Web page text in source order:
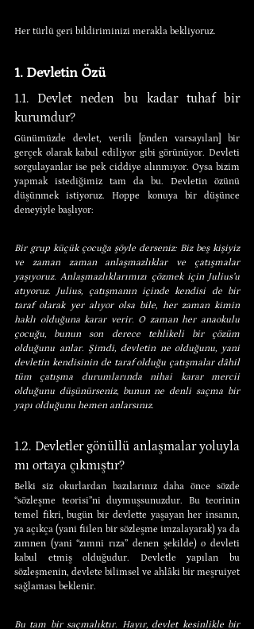
Her türlü geri bildiriminizi merakla bekliyoruz.
1. Devletin Özü
1.1. Devlet neden bu kadar tuhaf bir
kurumdur?
Günümüzde devlet, verili [önden varsayılan] bir
gerçek olarak kabul ediliyor gibi görünüyor. Devleti
sorgulayanlar ise pek ciddiye alınmıyor. Oysa bizim
yapmak istediğimiz tam da bu. Devletin özünü
düşünmek istiyoruz. Hoppe konuya bir düşünce
deneyiyle başlıyor:
Bir grup küçük çocuğa şöyle derseniz: Biz beş kişiyiz
ve zaman zaman anlaşmazlıklar ve çatışmalar
yaşıyoruz. Anlaşmazlıklarımızı çözmek için Julius’u
atıyoruz. Julius, çatışmanın içinde kendisi de bir
taraf olarak yer alıyor olsa bile, her zaman kimin
haklı olduğuna karar verir. O zaman her anaokulu
çocuğu, bunun son derece tehlikeli bir çözüm
olduğunu anlar. Şimdi, devletin ne olduğunu, yani
devletin kendisinin de taraf olduğu çatışmalar dâhil
tüm çatışma durumlarında nihai karar mercii
olduğunu düşünürseniz, bunun ne denli saçma bir
yapı olduğunu hemen anlarsınız.
1.2. Devletler gönüllü anlaşmalar yoluyla
mı ortaya çıkmıştır?
Belki siz okurlardan bazılarınız daha önce sözde
“sözleşme teorisi”ni duymuşsunuzdur. Bu teorinin
temel fikri, bugün bir devlette yaşayan her insanın,
ya açıkça (yani fiilen bir sözleşme imzalayarak) ya da
zımnen (yani “zımni rıza” denen şekilde) o devleti
kabul etmiş olduğudur. Devletle yapılan bu
sözleşmenin, devlete bilimsel ve ahlâki bir meşruiyet
sağlaması beklenir.
Bu tam bir saçmalıktır. Hayır, devlet kesinlikle bir